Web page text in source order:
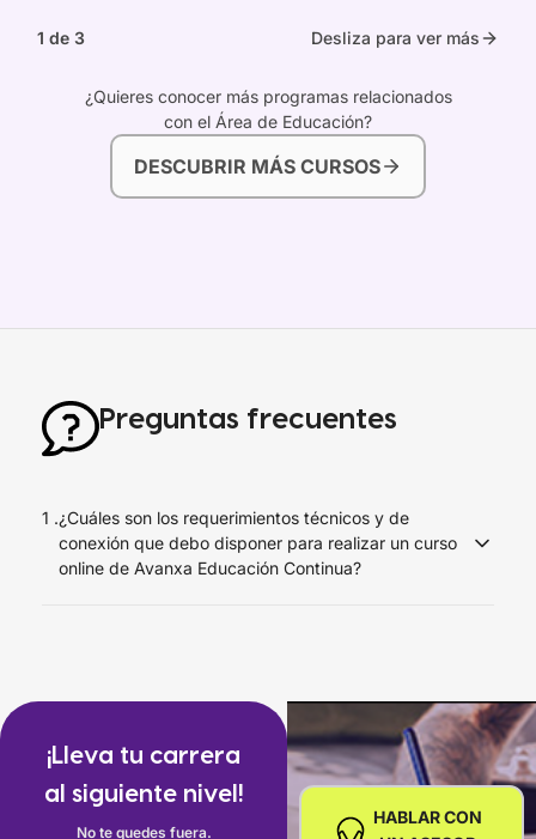
1 de 3 Desliza para ver más
¿Quieres conocer más programas relacionados
con el Área de Educación?
DESCUBRIR MÁS CURSOS
Preguntas frecuentes
1 .¿Cuáles son los requerimientos técnicos y de
conexión que debo disponer para realizar un curso
online de Avanxa Educación Continua?
No es recomendable trabajar desde un celular o desde
una tablet porque algunos recursos no podrán ser
¡Lleva tu carrera
al siguiente nivel!
No te quedes fuera.
HABLAR CON